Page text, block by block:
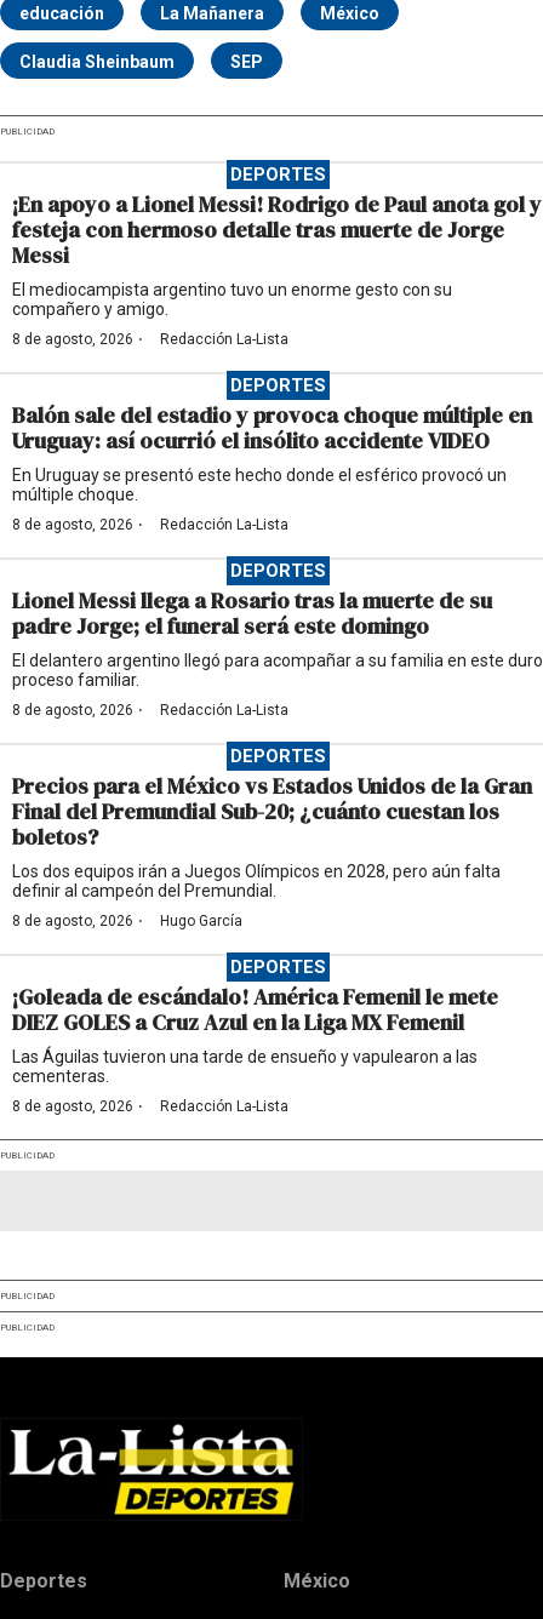
educación La Mañanera México
Claudia Sheinbaum SEP
PUBLICIDAD
DEPORTES
¡En apoyo a Lionel Messi! Rodrigo de Paul anota gol y
festeja con hermoso detalle tras muerte de Jorge
Messi
El mediocampista argentino tuvo un enorme gesto con su
compañero y amigo.
8 de agosto, 2026 · Redacción La-Lista
DEPORTES
Balón sale del estadio y provoca choque múltiple en
Uruguay: así ocurrió el insólito accidente VIDEO
En Uruguay se presentó este hecho donde el esférico provocó un
múltiple choque.
8 de agosto, 2026 · Redacción La-Lista
DEPORTES
Lionel Messi llega a Rosario tras la muerte de su
padre Jorge; el funeral será este domingo
El delantero argentino llegó para acompañar a su familia en este duro
proceso familiar.
8 de agosto, 2026 · Redacción La-Lista
DEPORTES
Precios para el México vs Estados Unidos de la Gran
Final del Premundial Sub-20; ¿cuánto cuestan los
boletos?
Los dos equipos irán a Juegos Olímpicos en 2028, pero aún falta
definir al campeón del Premundial.
8 de agosto, 2026 · Hugo García
DEPORTES
¡Goleada de escándalo! América Femenil le mete
DIEZ GOLES a Cruz Azul en la Liga MX Femenil
Las Águilas tuvieron una tarde de ensueño y vapulearon a las
cementeras.
8 de agosto, 2026 · Redacción La-Lista
PUBLICIDAD
PUBLICIDAD
PUBLICIDAD
Deportes México